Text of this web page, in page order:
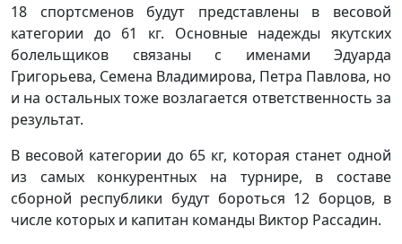
18 спортсменов будут представлены в весовой
категории до 61 кг. Основные надежды якутских
болельщиков связаны с именами Эдуарда
Григорьева, Семена Владимирова, Петра Павлова, но
и на остальных тоже возлагается ответственность за
результат.
В весовой категории до 65 кг, которая станет одной
из самых конкурентных на турнире, в составе
сборной республики будут бороться 12 борцов, в
числе которых и капитан команды Виктор Рассадин.